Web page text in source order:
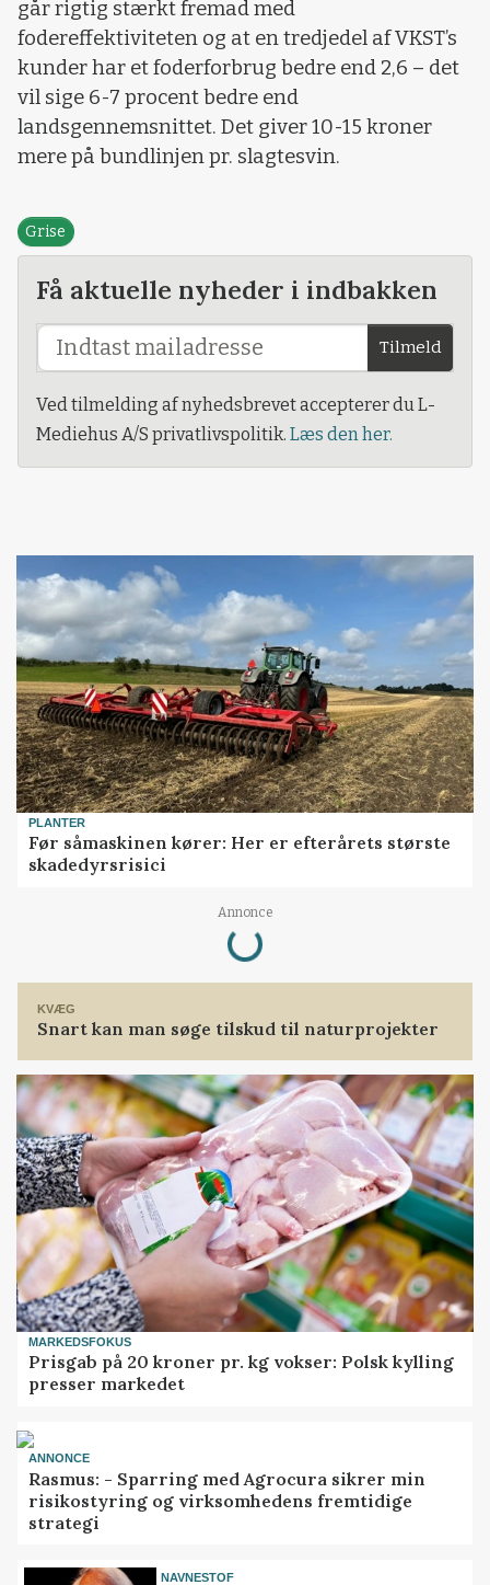
går rigtig stærkt fremad med
fodereffektiviteten og at en tredjedel af VKST’s
kunder har et foderforbrug bedre end 2,6 – det
vil sige 6-7 procent bedre end
landsgennemsnittet. Det giver 10-15 kroner
mere på bundlinjen pr. slagtesvin.
Grise
Få aktuelle nyheder i indbakken
Tilmeld
Ved tilmelding af nyhedsbrevet accepterer du L-
Mediehus A/S privatlivspolitik. Læs den her.
PLANTER
Før såmaskinen kører: Her er efterårets største
skadedyrsrisici
Annonce
Loading...
KVÆG
Snart kan man søge tilskud til naturprojekter
MARKEDSFOKUS
Prisgab på 20 kroner pr. kg vokser: Polsk kylling
presser markedet
ANNONCE
Rasmus: - Sparring med Agrocura sikrer min
risikostyring og virksomhedens fremtidige
strategi
NAVNESTOF